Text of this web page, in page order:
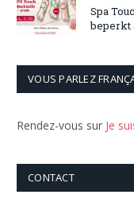
Spa
beperkt
VOUS PARLEZ
Rendez-vous sur Je
CONTACT